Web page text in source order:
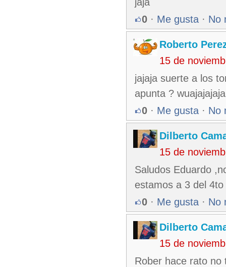
0 · Me gusta · No
Roberto
15 de
jajaja suerte a los
apunta ?
0 · Me gusta · No
Dilberto
15 de
Saludos Eduardo
estamos a 3 del
0 · Me gusta · No
Dilberto
15 de
Rober hace rato no